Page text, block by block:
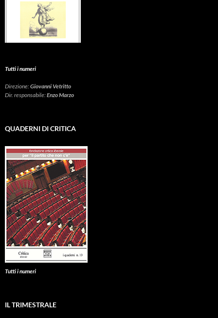
Tutti i numeri
Direzione:Giovanni Vetritto
Dir. responsabile:Enzo Marzo
QUADERNI DI CRITICA
Tutti i numeri
IL TRIMESTRALE